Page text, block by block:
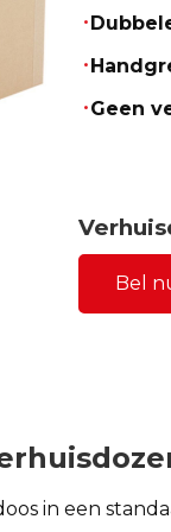
Geen
Bel
in een